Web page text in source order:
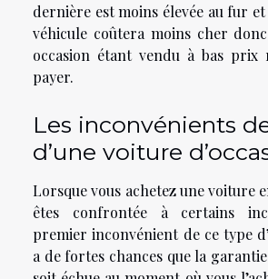
dernière est moins élevée au fur
véhicule coûtera moins cher
occasion étant vendu à bas prix
payer.
Les inconvénients
d’une voiture
Lorsque vous achetez une voiture
êtes confrontée à certains
premier inconvénient de ce type
a de fortes chances que la